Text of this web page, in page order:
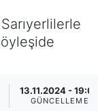
13.11.2024 -
GÜNCELLEME